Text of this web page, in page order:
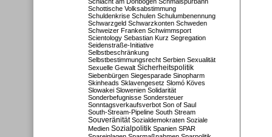
Schottische Volksabstimmung
Schuldenkrise Schulen Schulumbenennung
Schwarzgeld Schwarzkonten Schweden
Schweizer Franken Schwimmsport
Scientology Sebastian Kurz Segregation
Seidenstraße-Initiative
Selbstbeschränkung
Selbstbestimmungsrecht Serbien Sexualität
Sexuelle Gewalt Sicherheitspolitik
Siebenbürgen Siegesparade Sinopharm
Skinheads Sklavengesetz Slomó Köves
Slowakei Slowenien Solidarität
Sonderbefugnisse Sondersteuer
Sonntagsverkaufsverbot Son of Saul
South-Stream-Pipeline South Stream
Souveränität Sozialdemokraten Soziale
Medien Sozialpolitik Spanien SPAR